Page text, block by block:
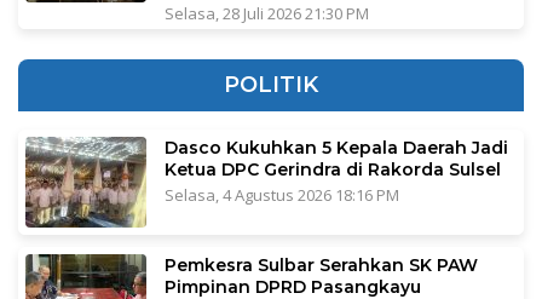
Selasa, 28 Juli 2026 21:30 PM
POLITIK
Dasco Kukuhkan 5 Kepala Daerah Jadi
Ketua DPC Gerindra di Rakorda Sulsel
Selasa, 4 Agustus 2026 18:16 PM
Pemkesra Sulbar Serahkan SK PAW
Pimpinan DPRD Pasangkayu